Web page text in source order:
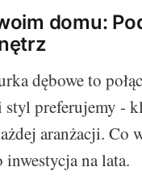
domu:
dębowe to
preferujemy -
aranżacji. Co
inwestycja na lata.